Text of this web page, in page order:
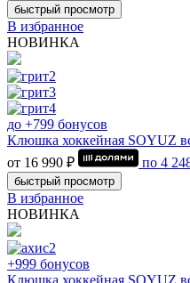
быстрый просмотр
В избранное
НОВИНКА
до +799 бонусов
Клюшка хоккейная SOYUZ
от 16 990 ₽
по 4
быстрый просмотр
В избранное
НОВИНКА
+999 бонусов